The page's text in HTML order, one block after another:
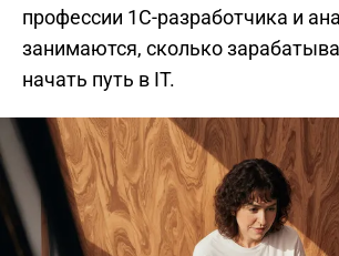
профессии 1С-разработчика и
занимаются, сколько
начать путь в IT.